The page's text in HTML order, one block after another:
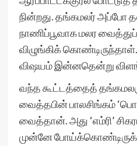
நின்றது. தங்கமலர் அப்போ
நாணிப்பூவாக மலர
விழுங்கிக்
விஷயம் இன்னதென்று
வந்த கூட்டத்தைத்
வைத்தபின் பாலசிங்கம்
வைத்தான். அது ‘எம்ரி’
முன்னே